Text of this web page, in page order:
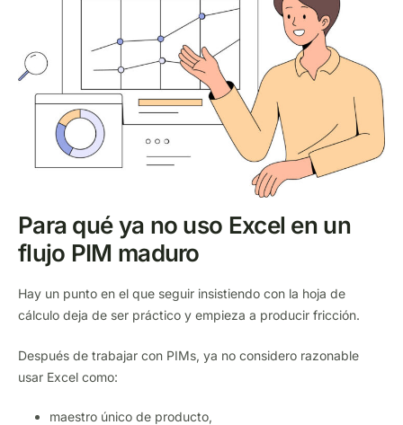
Para qué ya no uso Excel en un
flujo PIM maduro
Hay un punto en el que seguir insistiendo con la hoja de
cálculo deja de ser práctico y empieza a producir fricción.
Después de trabajar con PIMs, ya no considero razonable
usar Excel como:
maestro único de producto,